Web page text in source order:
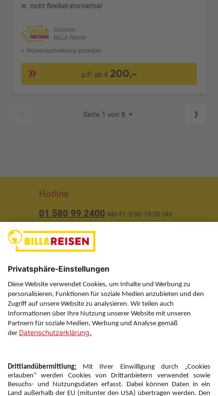
nicht flexibel stornierbar
Anbieter:
BILLA Reisen
Hotelbeschreibung anzeigen
p.P. ab € 200,-
Seite 1 von 8
Hotline
01 580 99 2400 Mo-Fr: 9:00-18:00 Uhr
Über uns
Service
Information
Folgen Sie uns auf
Newsletter: